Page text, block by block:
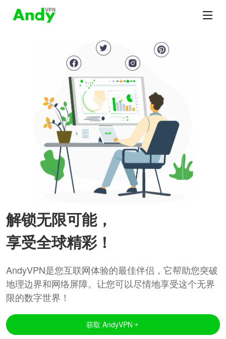
解锁无限可能，
享受全球精彩！
AndyVPN是您互联网体验的最佳伴侣，它帮助您突破
地理边界和网络屏障。让您可以尽情地享受这个无界
限的数字世界！
获取 AndyVPN